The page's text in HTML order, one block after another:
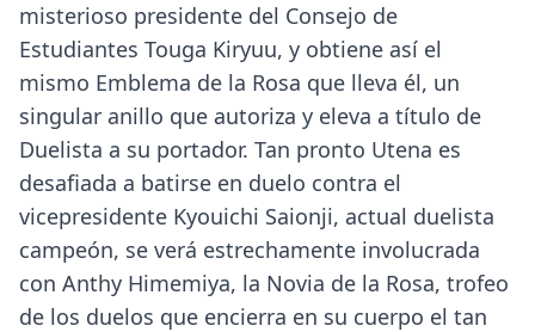
misterioso presidente del Consejo de
Estudiantes Touga Kiryuu, y obtiene así el
mismo Emblema de la Rosa que lleva él, un
singular anillo que autoriza y eleva a título de
Duelista a su portador. Tan pronto Utena es
desafiada a batirse en duelo contra el
vicepresidente Kyouichi Saionji, actual duelista
campeón, se verá estrechamente involucrada
con Anthy Himemiya, la Novia de la Rosa, trofeo
de los duelos que encierra en su cuerpo el tan